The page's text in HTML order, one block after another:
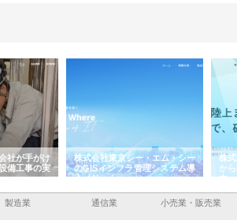
社が手がけ
備工事の実
株式会社東京シー・エム・シー
のGISインフラ管理システム導
入メリット
株
か
由
製造業 通信業 小売業・販売業